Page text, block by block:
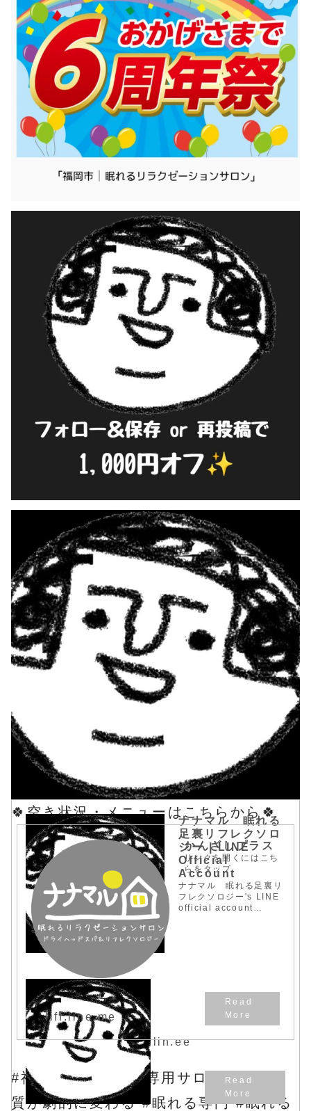
ナナマル 眠れる
足裏リフレクソロ
ジー | LINE
Official
Account
ナナマル 眠れる足裏リ
フレクソロジー's LINE
official account
lin.ee
🍀空き状況・メニューはこちらから🍀
かんざしプラス
リンクを開くにはこち
らをタップ
liff.line.me
#福岡市東区 #女性専用サロン #睡眠の
質が劇的に変わる #眠れる専門 #眠れる